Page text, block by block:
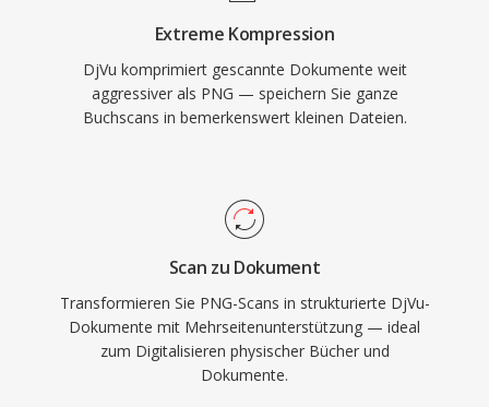
Extreme Kompression
DjVu komprimiert gescannte Dokumente weit
aggressiver als PNG — speichern Sie ganze
Buchscans in bemerkenswert kleinen Dateien.
Scan zu Dokument
Transformieren Sie PNG-Scans in strukturierte DjVu-
Dokumente mit Mehrseitenunterstützung — ideal
zum Digitalisieren physischer Bücher und
Dokumente.